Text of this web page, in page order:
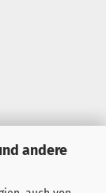
andere